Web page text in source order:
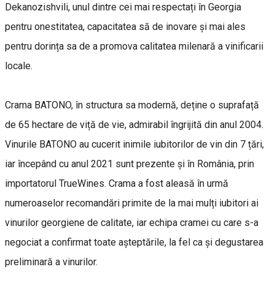
Dekanozishvili, unul dintre cei mai respectați în Georgia
pentru onestitatea, capacitatea să de inovare și mai ales
pentru dorința sa de a promova calitatea milenară a vinificarii
locale.
Crama BATONO, în structura sa modernă, deține o suprafață
de 65 hectare de viță de vie, admirabil îngrijită din anul 2004.
Vinurile BATONO au cucerit inimile iubitorilor de vin din 7 țări,
iar începând cu anul 2021 sunt prezente și în România, prin
importatorul TrueWines. Crama a fost aleasă în urmă
numeroaselor recomandări primite de la mai mulți iubitori ai
vinurilor georgiene de calitate, iar echipa cramei cu care s-a
negociat a confirmat toate așteptările, la fel ca și degustarea
preliminară a vinurilor.